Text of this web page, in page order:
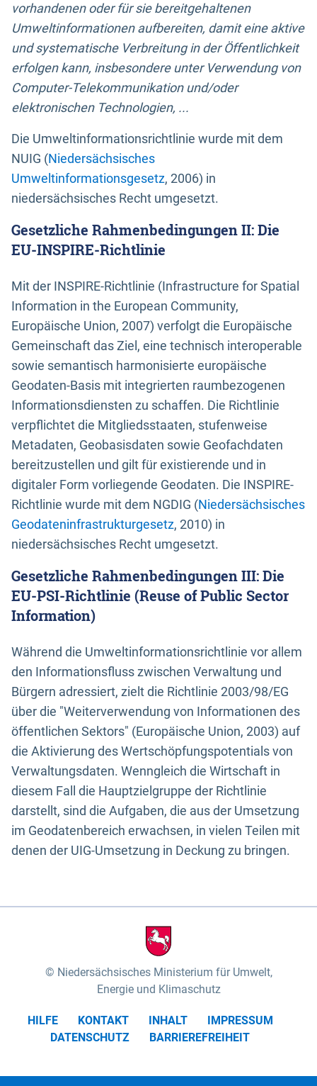
vorhandenen oder für sie bereitgehaltenen
Umweltinformationen aufbereiten, damit eine aktive
und systematische Verbreitung in der Öffentlichkeit
erfolgen kann, insbesondere unter Verwendung von
Computer-Telekommunikation und/oder
elektronischen Technologien, ...
Die Umweltinformationsrichtlinie wurde mit dem
NUIG (Niedersächsisches
Umweltinformationsgesetz, 2006) in
niedersächsisches Recht umgesetzt.
Gesetzliche Rahmenbedingungen II: Die
EU-INSPIRE-Richtlinie
Mit der INSPIRE-Richtlinie (Infrastructure for Spatial
Information in the European Community,
Europäische Union, 2007) verfolgt die Europäische
Gemeinschaft das Ziel, eine technisch interoperable
sowie semantisch harmonisierte europäische
Geodaten-Basis mit integrierten raumbezogenen
Informationsdiensten zu schaffen. Die Richtlinie
verpflichtet die Mitgliedsstaaten, stufenweise
Metadaten, Geobasisdaten sowie Geofachdaten
bereitzustellen und gilt für existierende und in
digitaler Form vorliegende Geodaten. Die INSPIRE-
Richtlinie wurde mit dem NGDIG (Niedersächsisches
Geodateninfrastrukturgesetz, 2010) in
niedersächsisches Recht umgesetzt.
Gesetzliche Rahmenbedingungen III: Die
EU-PSI-Richtlinie (Reuse of Public Sector
Information)
Während die Umweltinformationsrichtlinie vor allem
den Informationsfluss zwischen Verwaltung und
Bürgern adressiert, zielt die Richtlinie 2003/98/EG
über die "Weiterverwendung von Informationen des
öffentlichen Sektors" (Europäische Union, 2003) auf
die Aktivierung des Wertschöpfungspotentials von
Verwaltungsdaten. Wenngleich die Wirtschaft in
diesem Fall die Hauptzielgruppe der Richtlinie
darstellt, sind die Aufgaben, die aus der Umsetzung
im Geodatenbereich erwachsen, in vielen Teilen mit
denen der UIG-Umsetzung in Deckung zu bringen.
Niedersächsisches Ministerium für Umwelt,
Energie und Klimaschutz
HILFE KONTAKT INHALT
IMPRESSUM
DATENSCHUTZ
BARRIEREFREIHEIT